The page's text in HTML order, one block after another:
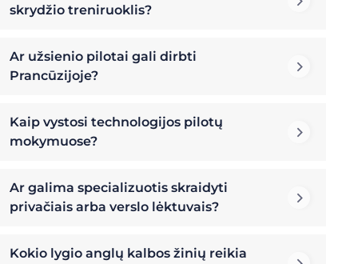
skrydžio treniruoklis?
Ar užsienio pilotai gali dirbti
Prancūzijoje?
Kaip vystosi technologijos pilotų
mokymuose?
Ar galima specializuotis skraidyti
privačiais arba verslo lėktuvais?
Kokio lygio anglų kalbos žinių reikia